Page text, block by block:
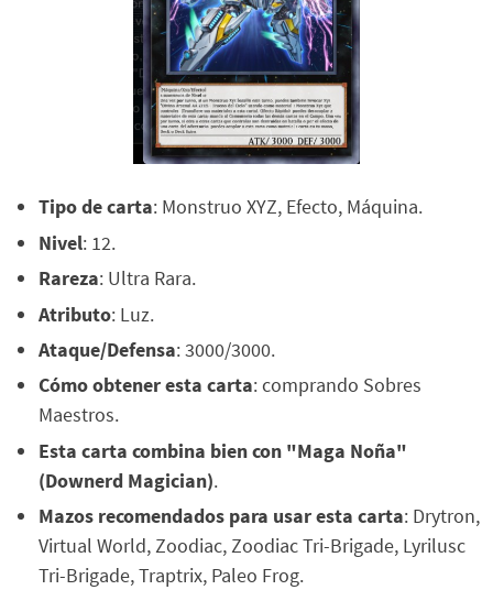
Tipo de carta: Monstruo XYZ, Efecto, Máquina.
Nivel: 12.
Rareza: Ultra Rara.
Atributo: Luz.
Ataque/Defensa: 3000/3000.
Cómo obtener esta carta: comprando Sobres
Maestros.
Esta carta combina bien con "Maga Noña"
(Downerd Magician).
Mazos recomendados para usar esta carta: Drytron,
Virtual World, Zoodiac, Zoodiac Tri-Brigade, Lyrilusc
Tri-Brigade, Traptrix, Paleo Frog.